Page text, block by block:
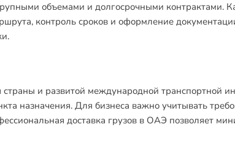
объемами и долгосрочными контрактами.
контроль сроков и оформление
и развитой международной транспортной
назначения. Для бизнеса важно учитывать
доставка грузов в ОАЭ позволяет